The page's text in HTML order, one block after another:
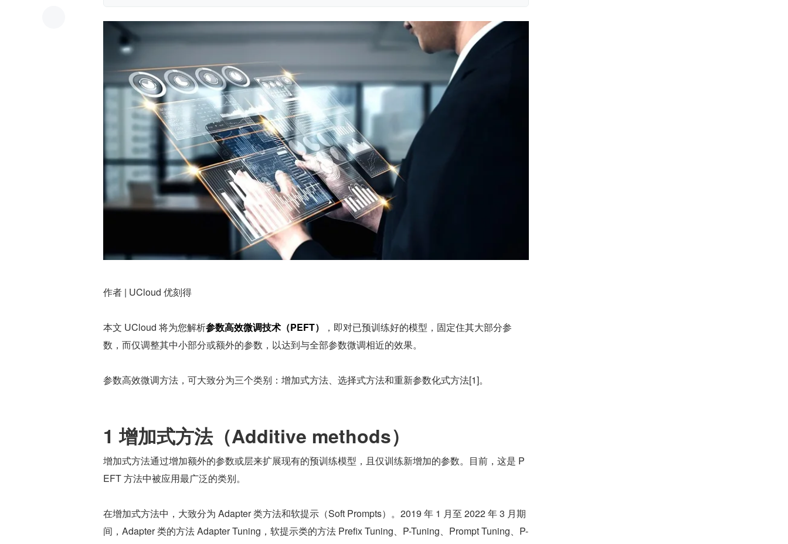
作者 | UCloud 优刻得
本文 UCloud 将为您解析参数高效微调技术（PEFT）
，即对已预训练好的模型，固定住其大部分参
数，而仅调整其中小部分或额外的参数，以达到与全部参数微调相近的效果。
参数高效微调方法，可大致分为三个类别：增加式方法、选择式方法和重新参数化式方法[1]。
1 增加式方法（Additive methods）
增加式方法通过增加额外的参数或层来扩展现有的预训练模型，且仅训练新增加的参数。目前，这是 P
EFT 方法中被应用最广泛的类别。
在增加式方法中，大致分为 Adapter 类方法和软提示（Soft Prompts）。2019 年 1 月至 2022 年 3 月期
间，Adapter 类的方法 Adapter Tuning，软提示类的方法 Prefix Tuning、P-Tuning、Prompt Tuning、P-